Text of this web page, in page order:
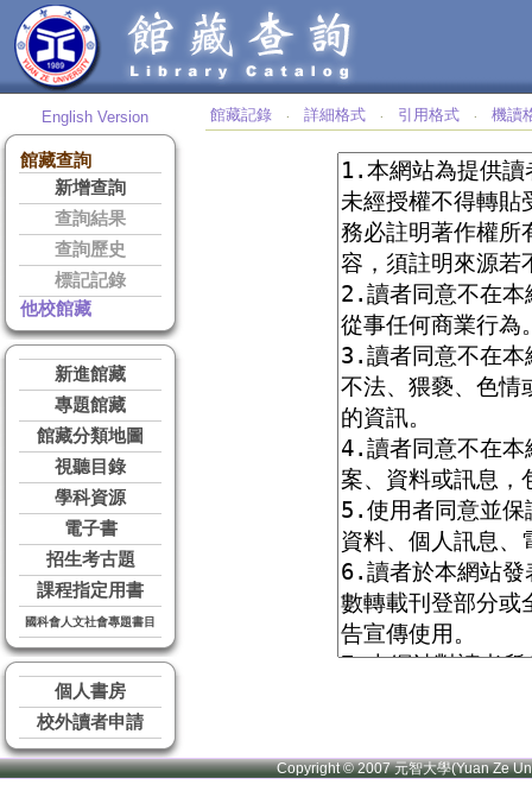
English Version
館藏查詢
新增查詢
查詢結果
查詢歷史
標記記錄
他校館藏
新進館藏
專題館藏
館藏分類地圖
視聽目錄
學科資源
電子書
招生考古題
課程指定用書
國科會人文社會專題書目
個人書房
校外讀者申請
館藏記錄 ‧ 詳細格式 ‧ 引用格式 ‧ 機讀
Copyright © 2007 元智大學(Yuan Ze